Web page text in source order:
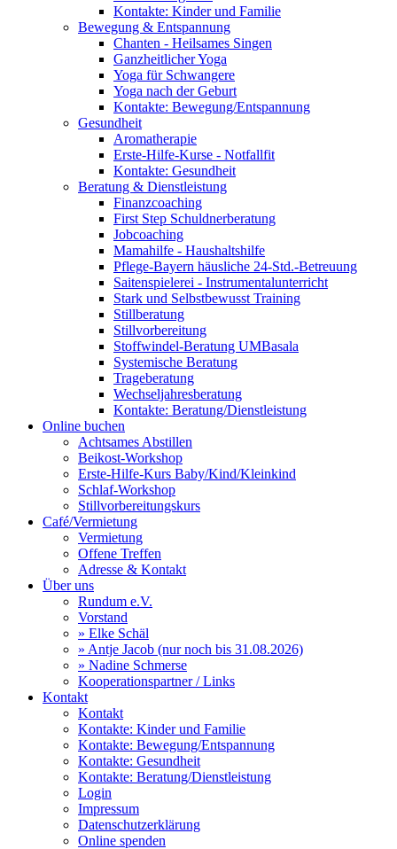
Kontakte: Kinder und Familie
Bewegung & Entspannung
Chanten - Heilsames Singen
Ganzheitlicher Yoga
Yoga für Schwangere
Yoga nach der Geburt
Kontakte: Bewegung/Entspannung
Gesundheit
Aromatherapie
Erste-Hilfe-Kurse - Notfallfit
Kontakte: Gesundheit
Beratung & Dienstleistung
Finanzcoaching
First Step Schuldnerberatung
Jobcoaching
Mamahilfe - Haushaltshilfe
Pflege-Bayern häusliche 24-Std.-Betreuung
Saitenspielerei - Instrumentalunterricht
Stark und Selbstbewusst Training
Stillberatung
Stillvorbereitung
Stoffwindel-Beratung UMBasala
Systemische Beratung
Trageberatung
Wechseljahresberatung
Kontakte: Beratung/Dienstleistung
Online buchen
Achtsames Abstillen
Beikost-Workshop
Erste-Hilfe-Kurs Baby/Kind/Kleinkind
Schlaf-Workshop
Stillvorbereitungskurs
Café/Vermietung
Vermietung
Offene Treffen
Adresse & Kontakt
Über uns
Rundum e.V.
Vorstand
» Elke Schäl
» Antje Jacob (nur noch bis 31.08.2026)
» Nadine Schmerse
Kooperationspartner / Links
Kontakt
Kontakt
Kontakte: Kinder und Familie
Kontakte: Bewegung/Entspannung
Kontakte: Gesundheit
Kontakte: Beratung/Dienstleistung
Login
Impressum
Datenschutzerklärung
Online spenden